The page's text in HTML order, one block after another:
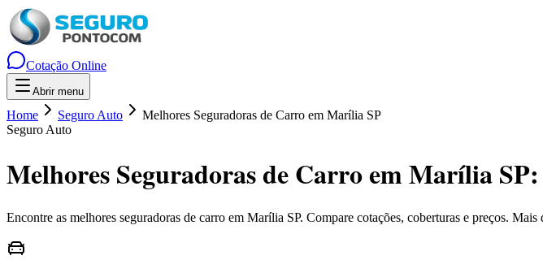
Cotação Online
Abrir menu
Home Seguro Auto
Melhores Seguradoras de Carro em Marília SP
Seguro Auto
Melhores Seguradoras de Carro em Marília SP
Encontre as melhores seguradoras de carro em Marília SP. Compare cotações, coberturas e preços. Mais